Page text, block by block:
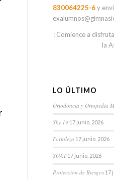
830064225-6y
¡Comience a
la
LO ÚLTIMO
Ortodoncia y Ortopedia
Sky 19 17 junio, 2026
Fortaleza 17 junio, 2026
SOAT 17 junio, 2026
Protección de Riesgos 17